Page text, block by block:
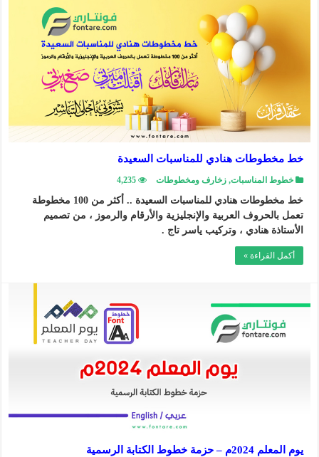
خط مخطوطات هنادي للمناسبات السعيدة
خطوط المناسبات,زخارف ومخطوطات 4,235
خط مخطوطات هنادي للمناسبات السعيدة .. أكثر من 100 مخطوطة
تعمل بالحروف العربية والإنجليزية والأرقام والرموز ، من تصميم
الأستاذة هنادي ، وتركيب ياسر تاج .
أكمل القراءة »
يوم المعلم 2024م – حزمة خطوط الكتابة الرسمية